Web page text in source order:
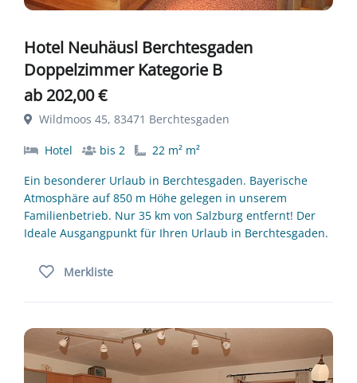
Hotel Neuhäusl Berchtesgaden
Doppelzimmer Kategorie B
ab 202,00 €
Wildmoos 45, 83471 Berchtesgaden
Hotel bis 2
22 m² m²
Ein besonderer Urlaub in Berchtesgaden. Bayerische
Atmosphäre auf 850 m Höhe gelegen in unserem
Familienbetrieb. Nur 35 km von Salzburg entfernt! Der
Ideale Ausgangpunkt für Ihren Urlaub in Berchtesgaden.
Merkliste